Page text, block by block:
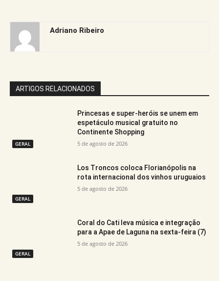
Adriano Ribeiro
ARTIGOS RELACIONADOS
GERAL
Princesas e super-heróis se unem em
espetáculo musical gratuito no
Continente Shopping
5 de agosto de 2026
GERAL
Los Troncos coloca Florianópolis na
rota internacional dos vinhos uruguaios
5 de agosto de 2026
GERAL
Coral do Cati leva música e integração
para a Apae de Laguna na sexta-feira (7)
5 de agosto de 2026